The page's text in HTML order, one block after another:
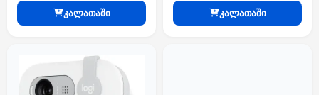
კალათაში კალათაში